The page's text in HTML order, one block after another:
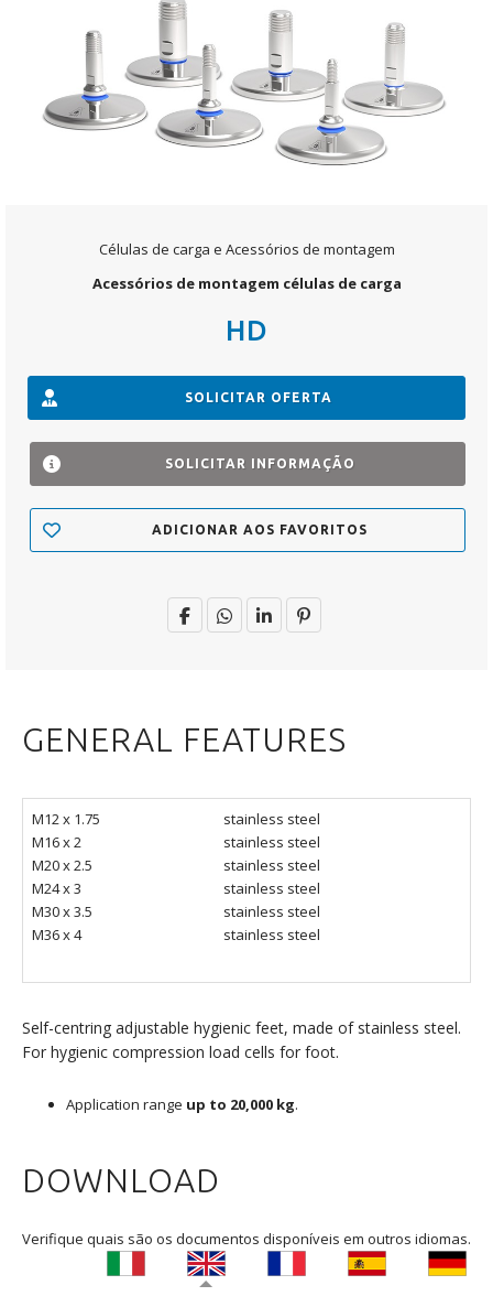
Células de carga e Acessórios de montagem
Acessórios de montagem células de carga
HD
SOLICITAR OFERTA
SOLICITAR INFORMAÇÃO
ADICIONAR AOS FAVORITOS
GENERAL FEATURES
M12 x 1.75
M16 x 2
M20 x 2.5
M24 x 3
M30 x 3.5
M36 x 4
stainless steel
stainless steel
stainless steel
stainless steel
stainless steel
stainless steel
Self-centring adjustable hygienic feet, made of stainless steel.
For hygienic compression load cells for foot.
Application range up to 20,000 kg.
DOWNLOAD
Verifique quais são os documentos disponíveis em outros idiomas.